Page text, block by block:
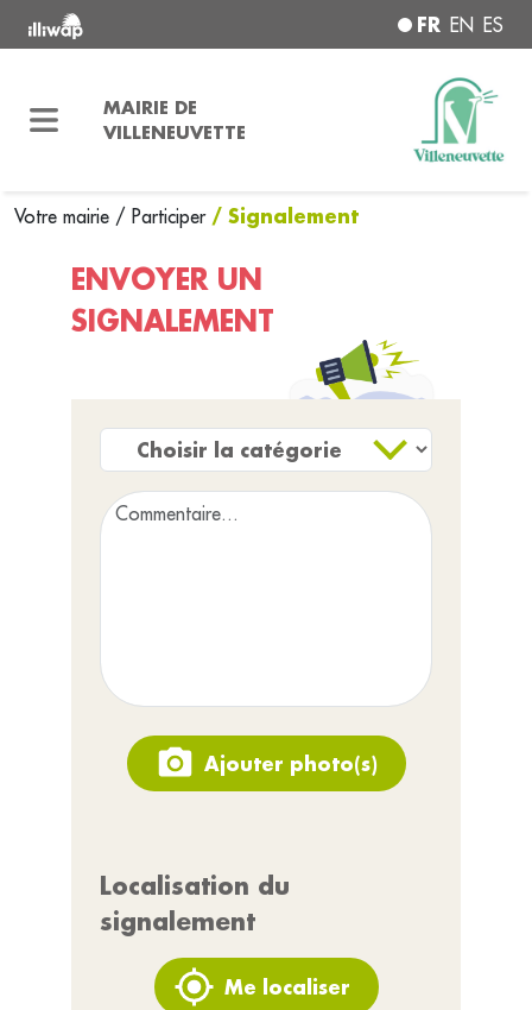
FR EN ES
MAIRIE DE
VILLENEUVETTE
Votre mairie / Participer / Signalement
ENVOYER UN
SIGNALEMENT
Ajouter photo(s)
Localisation du
signalement
Me localiser